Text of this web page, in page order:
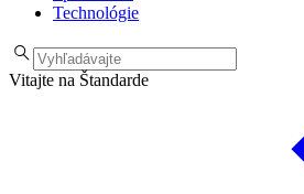
Technológie
Vitajte na Štandarde